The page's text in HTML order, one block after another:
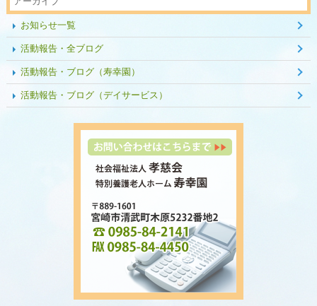
お知らせ一覧
活動報告・全ブログ
活動報告・ブログ（寿幸園）
活動報告・ブログ（デイサービス）